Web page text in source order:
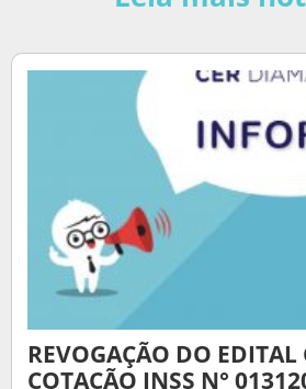
REVOGAÇÃO DO EDITAL
COTAÇÃO INSS N°